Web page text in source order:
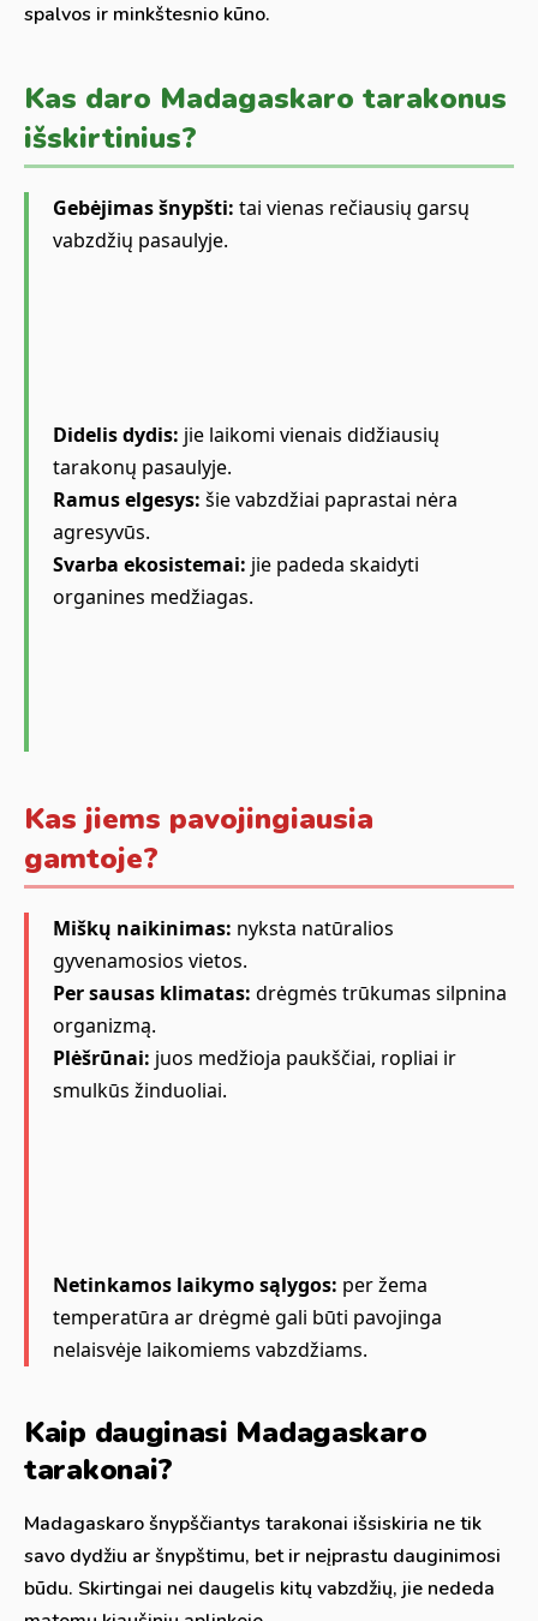
spalvos ir minkštesnio kūno.
Kas daro Madagaskaro tarakonus
išskirtinius?
Gebėjimas šnypšti: tai vienas rečiausių garsų
vabzdžių pasaulyje.
Didelis dydis: jie laikomi vienais didžiausių
tarakonų pasaulyje.
Ramus elgesys: šie vabzdžiai paprastai nėra
agresyvūs.
Svarba ekosistemai: jie padeda skaidyti
organines medžiagas.
Kas jiems pavojingiausia
gamtoje?
Miškų naikinimas: nyksta natūralios
gyvenamosios vietos.
Per sausas klimatas: drėgmės trūkumas silpnina
organizmą.
Plėšrūnai: juos medžioja paukščiai, ropliai ir
smulkūs žinduoliai.
Netinkamos laikymo sąlygos: per žema
temperatūra ar drėgmė gali būti pavojinga
nelaisvėje laikomiems vabzdžiams.
Kaip dauginasi Madagaskaro
tarakonai?
Madagaskaro šnypščiantys tarakonai išsiskiria ne tik
savo dydžiu ar šnypštimu, bet ir neįprastu dauginimosi
būdu. Skirtingai nei daugelis kitų vabzdžių, jie nededa